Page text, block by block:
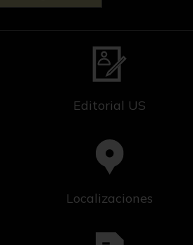
Editorial US
Localizaciones